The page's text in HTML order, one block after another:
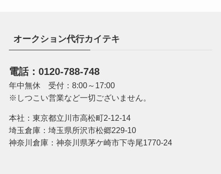
オークション代行カイテキ
電話：0120-788-748
年中無休 受付：8:00～17:00
※しつこい営業など一切ございません。
本社：東京都立川市高松町2-12-14
埼玉倉庫：埼玉県所沢市松郷229-10
神奈川倉庫：神奈川県茅ケ崎市下寺尾1770-24